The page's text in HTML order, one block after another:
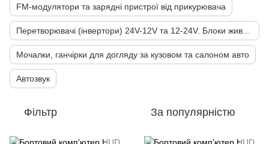
FM-модулятори та зарядні пристрої від прикурювача
Мочалки, ганчірки для догляду за кузовом та салоном авто
Автозвук
Фільтр За популярністю